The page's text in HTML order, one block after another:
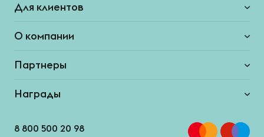
Для клиентов
О компании
Партнеры
Награды
8 800 500 20 98